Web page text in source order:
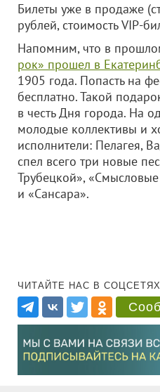
Билеты уже в продаже
рублей, стоимость VIP-
Напомним, что в
рок» прошел в
1905 года. Попасть на
бесплатно. Такой
в честь Дня города. На
молодые коллективы и
исполнители: Пелагея,
спел всего три новые
Трубецкой»,
и «Сансара».
ЧИТАЙТЕ НАС В